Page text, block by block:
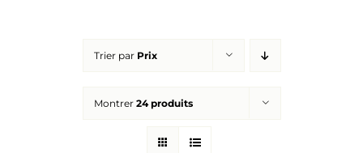
Trier par Prix
Montrer 24 produits